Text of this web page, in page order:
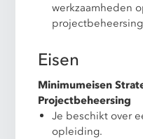
werkzaamheden
Eisen
Minimumeisen
Projectbeheersing
Je beschikt over
opleiding.